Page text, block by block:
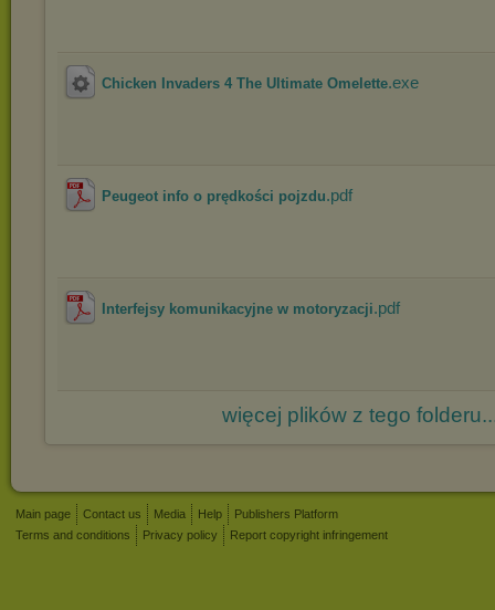
Chicken Invaders 4 The Ultimate Omelette.exe
Peugeot info o prędkości pojzdu.pdf
Interfejsy komunikacyjne w motoryzacji.pdf
więcej plików z tego
Main page Contact us Media Help
Publishers Platform
Terms and conditions
Privacy policy Report copyright infringement